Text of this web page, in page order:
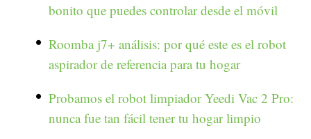
bonito que puedes controlar desde el móvil
Roomba j7+ análisis: por qué este es el robot
aspirador de referencia para tu hogar
Probamos el robot limpiador Yeedi Vac 2 Pro:
nunca fue tan fácil tener tu hogar limpio